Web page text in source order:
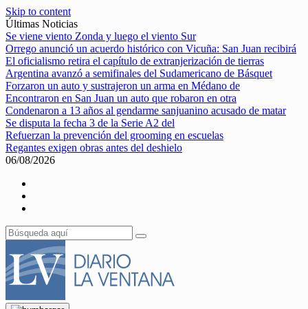
Skip to content
Últimas Noticias
Se viene viento Zonda y luego el viento Sur
Orrego anunció un acuerdo histórico con Vicuña: San Juan recibirá
El oficialismo retira el capítulo de extranjerización de tierras
Argentina avanzó a semifinales del Sudamericano de Básquet
Forzaron un auto y sustrajeron un arma en Médano de
Encontraron en San Juan un auto que robaron en otra
Condenaron a 13 años al gendarme sanjuanino acusado de matar
Se disputa la fecha 3 de la Serie A2 del
Refuerzan la prevención del grooming en escuelas
Regantes exigen obras antes del deshielo
06/08/2026